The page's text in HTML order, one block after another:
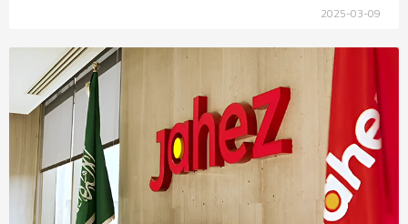
2025-03-09